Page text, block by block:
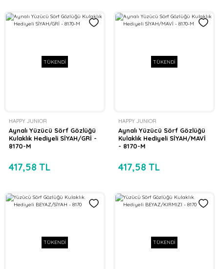
TÜKENDİ
HAPPY JUNIOR
Aynalı Yüzücü Sörf Gözlüğü
Kulaklık Hediyeli SİYAH/GRİ -
8170-M
417,58 TL
TÜKENDİ
HAPPY JUNIOR
Aynalı Yüzücü Sörf Gözlüğü
Kulaklık Hediyeli SİYAH/MAVİ
- 8170-M
417,58 TL
TÜKENDİ TÜKENDİ